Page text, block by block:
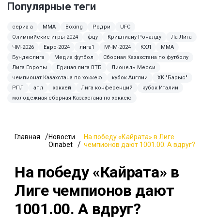
Популярные теги
сериа а ММА Boxing Родри
UFC
Олимпийские игры 2024
фцу Криштиану Роналду
Ла Лига
ЧМ-2026
Евро-2024 лига1 МЧМ-2024 КХЛ
MMA
Бундеслига
Медиа футбол
Сборная Казахстана по футболу
Лига Европы
Единая лига ВТБ
Лионель Месси
чемпионат Казахстана по хоккею
кубок Англии
ХК "Барыс"
РПЛ
апл хоккей Лига конференций
кубок Италии
молодежная сборная Казахстана по хоккею
Главная
Новости
Oinabet
На победу «Кайрата» в Лиге
чемпионов дают 1001.00. А вдруг?
На победу «Кайрата» в
Лиге чемпионов дают
1001.00. А вдруг?